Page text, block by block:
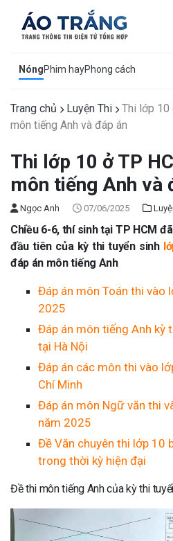
NóngPhim hayPhong cách
Trang chủ Luyện Thi
Thi lớp 10
môn tiếng Anh và đáp án
Thi lớp 10 ở TP
môn tiếng Anh và
Ngọc Anh 07/06/2025
Chiều 6-6, thí sinh tại TP HCM
đầu tiên của kỳ thi tuyển sinh
đáp án môn tiếng Anh
Đáp án môn Toán thi vào
2025
Đáp án môn tiếng Anh kỳ
tại Hà Nội
Đáp án các môn thi vào
Chí Minh
Đáp án môn Ngữ văn thi
năm 2025
Đề Văn chuyên thi lớp 10
trong thời kỳ hiện đại
Đề thi môn tiếng Anh của kỳ thi